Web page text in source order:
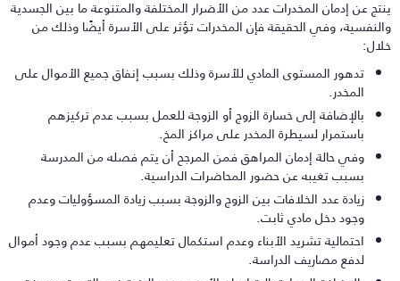
عن إدمان المخدرات عدد من الأضرار المختلفة والمتنوعة ما بين الجسدية
وفي الحقيقة فإن المخدرات تؤثر على الأسرة أيضًا وذلك من
تدهور المستوى المادي للأسرة وذلك بسبب إنفاق جميع الأموال على
المخدر.
بالإضافة إلى خسارة الزوج أو الزوجة للعمل بسبب عدم تركيزهم
باستمرار لسيطرة المخدر على مراكز المخ.
وفي حالة إدمان المراهق فمن المرجح أن يتم فصله من المدرسة
بسبب تغيبه عن حضور المحاضرات الدراسية.
زيادة عدد الخلافات بين الزوج والزوجة بسبب زيادة المسؤوليات وعدم
وجود دخل مادي ثابت.
احتمالية تشريد الأبناء وعدم استكمال تعليمهم بسبب عدم وجود أموال
لدفع مصاريف الدراسة.